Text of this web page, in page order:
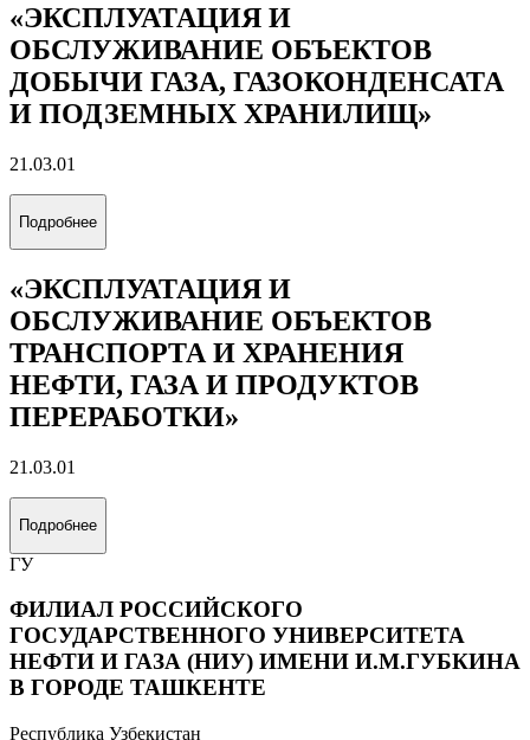
«ЭКСПЛУАТАЦИЯ И
ОБСЛУЖИВАНИЕ ОБЪЕКТОВ
ДОБЫЧИ ГАЗА, ГАЗОКОНДЕНСАТА
И ПОДЗЕМНЫХ ХРАНИЛИЩ»
21.03.01
Подробнее
«ЭКСПЛУАТАЦИЯ И
ОБСЛУЖИВАНИЕ ОБЪЕКТОВ
ТРАНСПОРТА И ХРАНЕНИЯ
НЕФТИ, ГАЗА И ПРОДУКТОВ
ПЕРЕРАБОТКИ»
21.03.01
Подробнее
ГУ
ФИЛИАЛ РОССИЙСКОГО
ГОСУДАРСТВЕННОГО УНИВЕРСИТЕТА
НЕФТИ И ГАЗА (НИУ) ИМЕНИ И.М.ГУБКИНА
В ГОРОДЕ ТАШКЕНТЕ
Республика Узбекистан